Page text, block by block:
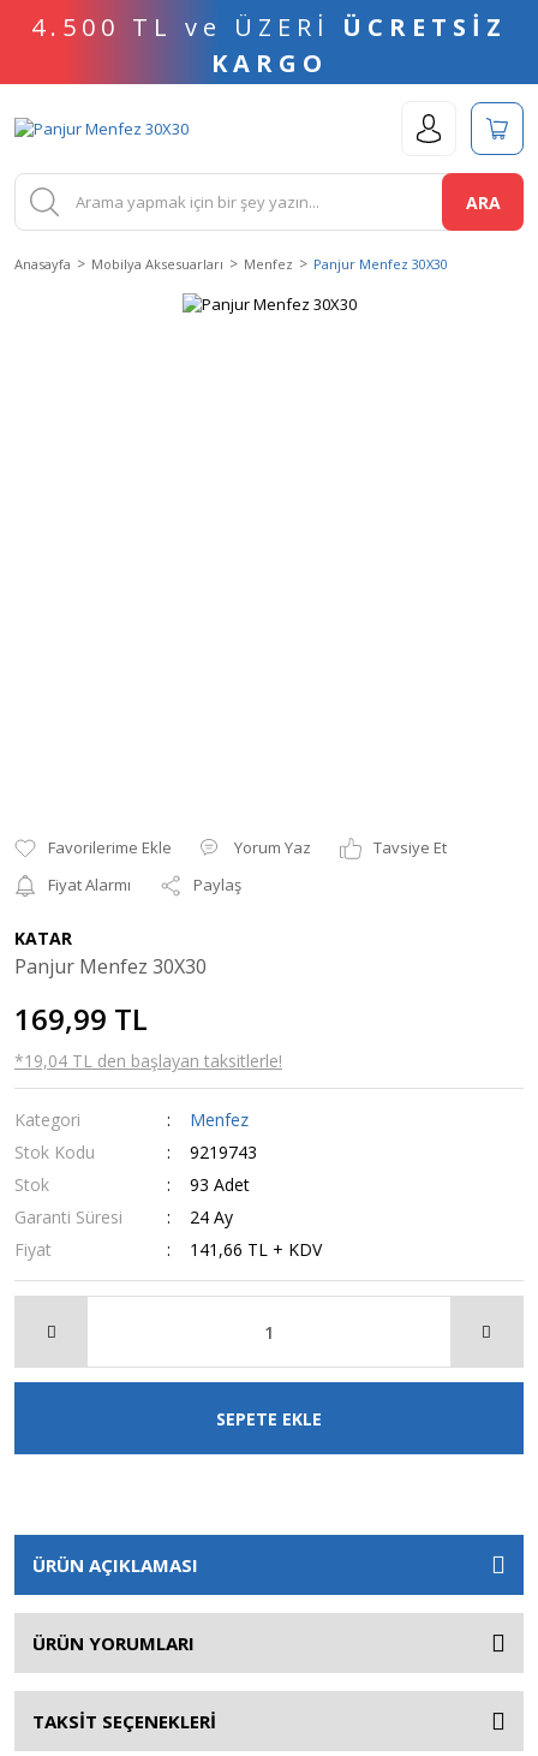
4.500 TL ve ÜZERİ ÜCRETSİZ
KARGO
ARA
Anasayfa Mobilya Aksesuarları Menfez Panjur Menfez 30X30
Yorum Yaz
Tavsiye Et
Fiyat Alarmı
Paylaş
KATAR
Panjur Menfez 30X30
169,99 TL
*19,04 TL den başlayan taksitlerle!
Kategori
Menfez
Stok Kodu
9219743
Stok
93 Adet
Garanti Süresi
24 Ay
Fiyat
141,66 TL + KDV
SEPETE EKLE
ÜRÜN AÇIKLAMASI
ÜRÜN YORUMLARI
TAKSİT SEÇENEKLERİ